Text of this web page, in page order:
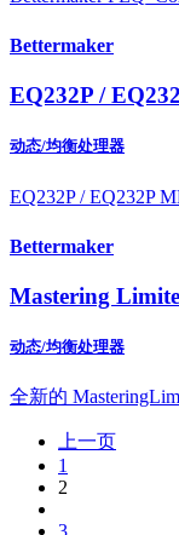
Bettermaker
EQ232P /
动态/均衡处理器
EQ232P / EQ232P
Bettermaker
Mastering
动态/均衡处理器
全新的
上一页
1
2